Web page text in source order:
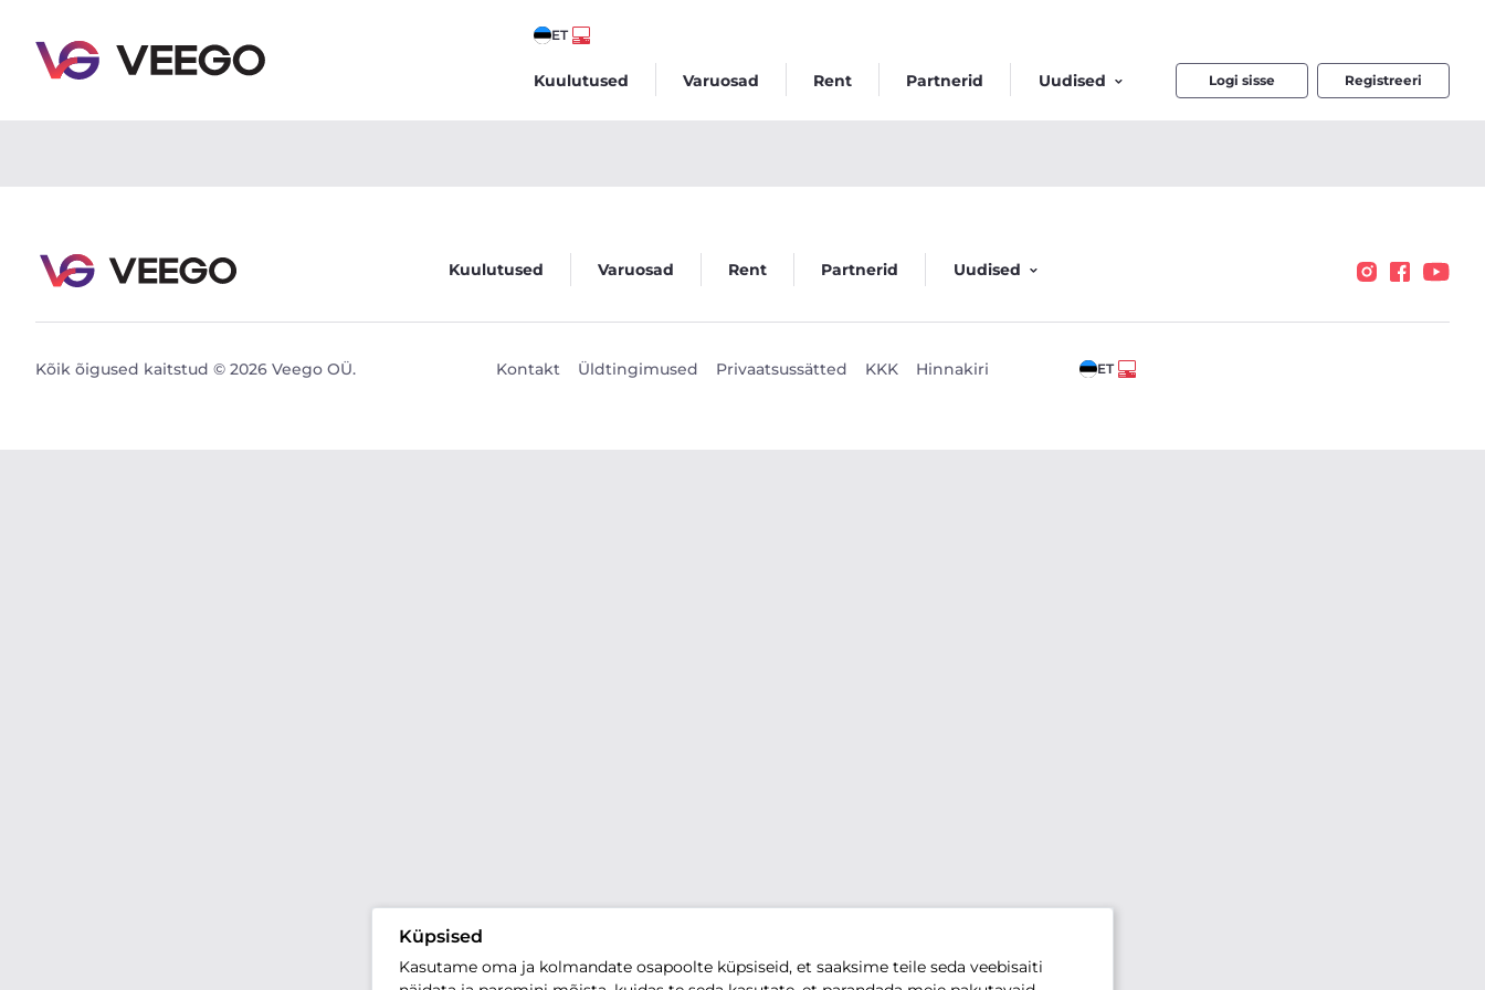
ET
Kuulutused Varuosad Rent Partnerid Uudised Logi sisse Registreeri
Küpsised
Kasutame oma ja kolmandate osapoolte küpsiseid, et saaksime teile seda veebisaiti
Kuulutused Varuosad Rent Partnerid Uudised
Kõik õigused kaitstud © 2026 Veego OÜ. Kontakt Üldtingimused Privaatsussätted KKK Hinnakiri ET